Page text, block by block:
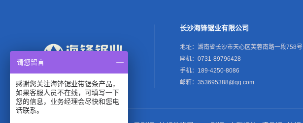
长沙海锋锯业有限公司
地址：湖南省长沙市天心区芙蓉南路一段758号
座机：0731-89796428
手机：189-4250-8086
邮箱：353695388@qq.com
请您留言
感谢您关注海锋锯业带锯条产品，
如果客服人员不在线，可填写一下
您的信息，业务经理会尽快和您电
话联系。